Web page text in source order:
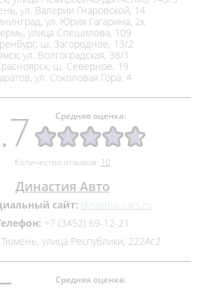
ул. Валерии Гнаровской, 14
ул. Юрия Гагарина, 2к
улица Спешилова, 109
ш. Загородное, 13/2
ул. Волгоградская, 38/1
ш. Северное, 19
ул. Соколовая Гора, 4
Средняя оценка:
Количество отзывов: 10
Династия Авто
сайт: dinastiya-cars.ru
+7 (3452) 69-12-21
улица Республики, 222Ас2
Средняя оценка: